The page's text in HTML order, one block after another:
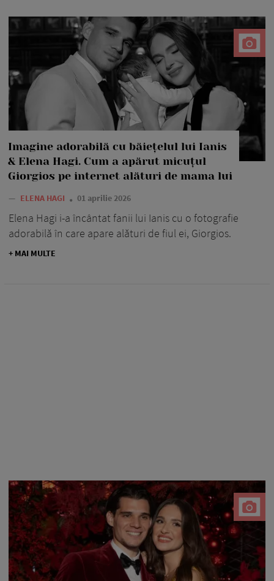
Imagine adorabilă cu băiețelul lui Ianis
& Elena Hagi. Cum a apărut micuțul
Giorgios pe internet alături de mama lui
— ELENA HAGI 01 aprilie 2026
Elena Hagi i-a încântat fanii lui Ianis cu o fotografie
adorabilă în care apare alături de fiul ei, Giorgios.
+ MAI MULTE